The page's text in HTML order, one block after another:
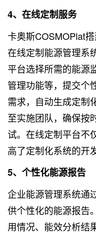
4、在线定制服务
卡奥斯COSMOPlat
在线定制能源管理系
平台选择所需的能源
管理功能等，提交个
需求，自动生成定制
至实施团队，确保按
试。在线定制平台不
高了定制化系统的开
5、个性化能源报告
企业能源管理系统通
供个性化的能源报告
用情况、能效分析结